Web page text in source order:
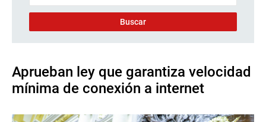
Aprueban ley que garantiza velocidad
mínima de conexión a internet